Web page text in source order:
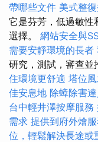
帶哪些文件 美式整
它是芬芳，低過敏性
選擇。 網站安全與
需要安靜環境的長者
研究，測試，審查並
住環境更舒適 塔位
佳安息地 除蟑除害
台中輕井澤按摩服務
需求 提供到府外燴
位，輕鬆解決長途或